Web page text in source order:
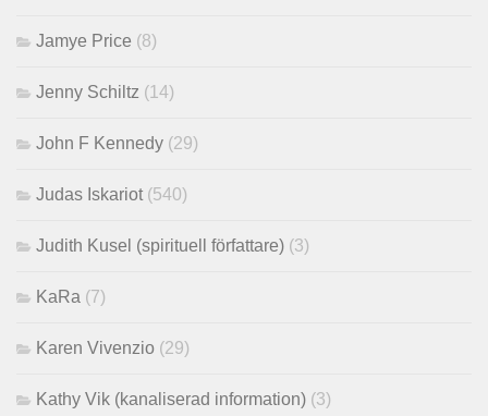
Jamye Price (8)
Jenny Schiltz (14)
John F Kennedy (29)
Judas Iskariot (540)
Judith Kusel (spirituell författare) (3)
KaRa (7)
Karen Vivenzio (29)
Kathy Vik (kanaliserad information) (3)